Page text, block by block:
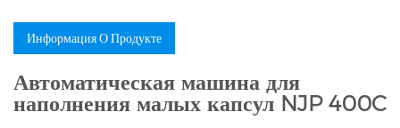
Информация О Продукте
Автоматическая машина для
наполнения малых капсул NJP 400C